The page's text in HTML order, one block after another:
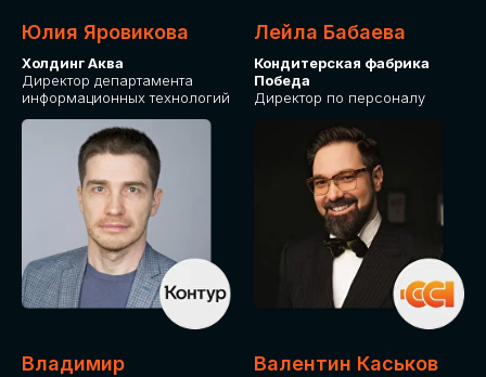
Юлия Яровикова
Холдинг Аква
Директор департамента
информационных технологий
Лейла Бабаева
Кондитерская фабрика
Победа
Директор по персоналу
Владимир
Валентин Каськов